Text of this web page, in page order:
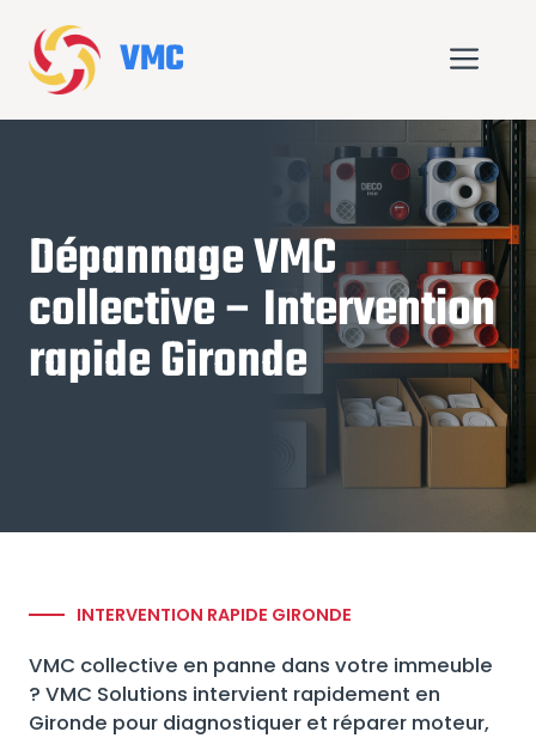
contenu
VMC
Dépannage VMC
collective – Intervention
rapide Gironde
INTERVENTION RAPIDE GIRONDE
VMC collective en panne dans votre immeuble
? VMC Solutions intervient rapidement en
Gironde pour diagnostiquer et réparer moteur,